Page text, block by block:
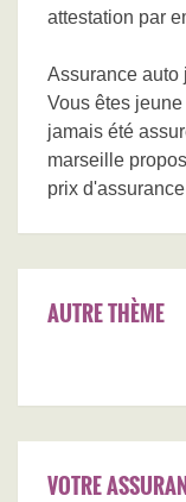
attestation par
Assurance auto
Vous êtes
jamais été
marseille
prix
AUTRE THÈME
VOTRE